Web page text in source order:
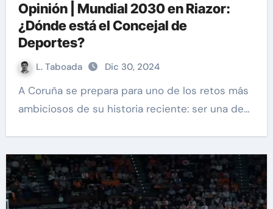
Opinión | Mundial 2030 en Riazor:
¿Dónde está el Concejal de
Deportes?
L. Taboada Dic 30, 2024
A Coruña se prepara para uno de los retos más
ambiciosos de su historia reciente: ser una de…